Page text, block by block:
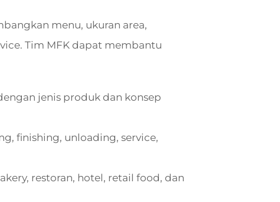
menu, ukuran area,
Tim MFK dapat membantu
jenis produk dan konsep
finishing, unloading, service,
restoran, hotel, retail food, dan